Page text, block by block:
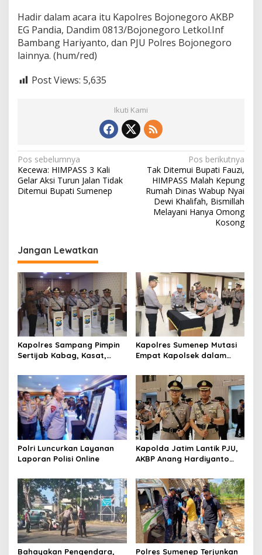
Hadir dalam acara itu Kapolres Bojonegoro AKBP
EG Pandia, Dandim 0813/Bojonegoro Letkol.Inf
Bambang Hariyanto, dan PJU Polres Bojonegoro
lainnya. (hum/red)
Post Views: 5,635
Ikuti Kami
N
a
v
a
s
i
p
o
s
Pos sebelumnya
Kecewa: HIMPASS 3 Kali
Gelar Aksi Turun Jalan Tidak
Ditemui Bupati Sumenep
Pos berikutnya
Tak Ditemui Bupati Fauzi,
HIMPASS Malah Kepung
Rumah Dinas Wabup Nyai
Dewi Khalifah, Bismillah
Melayani Hanya Omong
Kosong
Jangan Lewatkan
Kapolres Sampang Pimpin
Sertijab Kabag, Kasat,
Kapolres Sumenep Mutasi
Empat Kapolsek dalam
Polri Luncurkan Layanan
Laporan Polisi Online
Kapolda Jatim Lantik PJU,
AKBP Anang Hardiyanto
Bahayakan Pengendara, Polres Sumenep Terjunkan